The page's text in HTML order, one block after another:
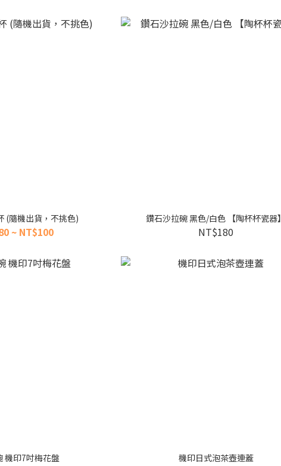
(隨機出貨，不挑色)
~ NT$100
鑽石沙拉碗 黑色/白色 【陶杯杯瓷器】
NT$180
機印7吋梅花盤 機印日式泡茶壺連蓋